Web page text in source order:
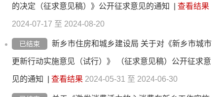
的决定（征求意见稿）》公开征求意见的通知 查看结果
2024-07-17 至 2024-08-20
已结束 新乡市住房和城乡建设局 关于对《新乡市城市
更新行动实施意见（试行）》 （征求意见稿）公开征求意
见的通知 查看结果 2024-05-31 至 2024-06-30